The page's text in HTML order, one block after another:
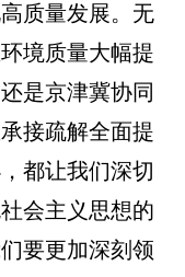
质量发展。无
境质量大幅提
是京津冀协同
接疏解全面提
都让我们深切
会主义思想的
要更加深刻领